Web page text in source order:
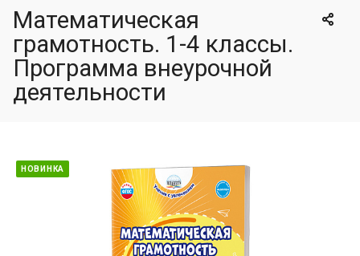
Математическая
грамотность. 1-4 классы.
Программа внеурочной
деятельности
НОВИНКА